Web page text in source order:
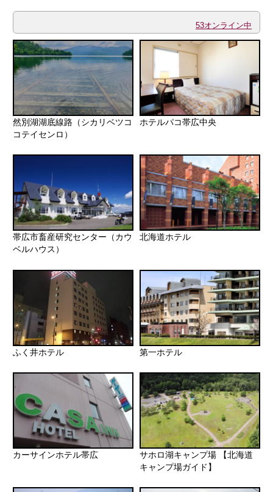
53オンライン中
然別湖湖底線路（シカリベツコ
コテイセンロ）
ホテルパコ帯広中央
帯広市畜産研究センター（カウ
ベルハウス）
北海道ホテル
ふく井ホテル 第一ホテル
カーサインホテル帯広
サホロ湖キャンプ場 【北海道
キャンプ場ガイド】